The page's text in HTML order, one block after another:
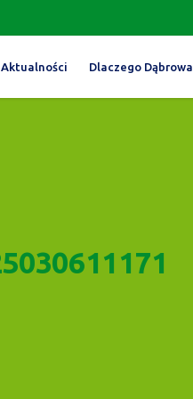
Aktualności Dlaczego Dąbrowa